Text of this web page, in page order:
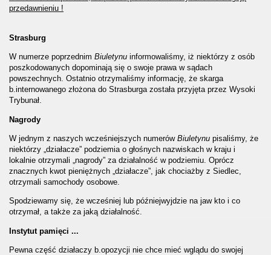
przedawnieniu !
Strasburg
W numerze poprzednim Biuletynu informowaliśmy, iż niektórzy z osób
poszkodowanych dopominają się o swoje prawa w sądach
powszechnych. Ostatnio otrzymaliśmy informację, że skarga
b.internowanego złożona do Strasburga została przyjęta przez Wysoki
Trybunał.
Nagrody
W jednym z naszych wcześniejszych numerów Biuletynu pisaliśmy, że
niektórzy „działacze” podziemia o głośnych nazwiskach w kraju i
lokalnie otrzymali „nagrody” za działalność w podziemiu. Oprócz
znacznych kwot pieniężnych „działacze”, jak chociażby z Siedlec,
otrzymali samochody osobowe.
Spodziewamy się, że wcześniej lub późniejwyjdzie na jaw kto i co
otrzymał, a także za jaką działalność.
Instytut pamięci ...
Pewna część działaczy b.opozycji nie chce mieć wglądu do swojej